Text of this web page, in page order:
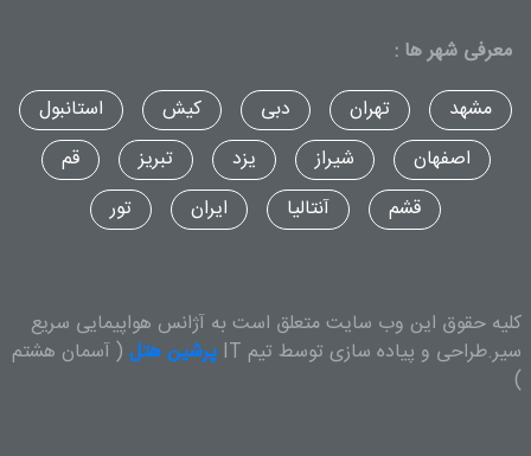
معرفی شهر ها :
مشهد
تهران دبی کیش
استانبول
اصفهان
شیراز یزد تبریز
قم
قشم
آنتالیا ایران تور
کلیه حقوق این وب سایت متعلق است به آژانس هواپیمایی سریع
سیر.طراحی و پیاده سازی توسط تیم IT
پرشین هتل ( آسمان هشتم
)